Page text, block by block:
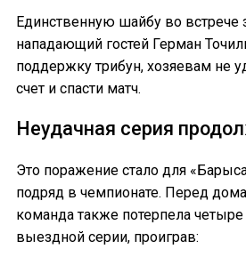
Единственную шайбу во встрече
нападающий гостей Герман
поддержку трибун, хозяевам не
счет и спасти матч.
Неудачная серия
Это поражение стало для
подряд в чемпионате. Перед
команда также потерпела
выездной серии, проиграв: